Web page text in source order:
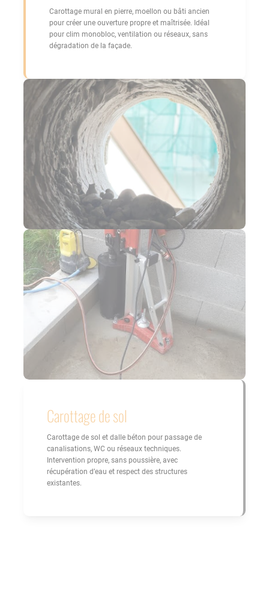
Carottage mural en pierre, moellon ou bâti ancien
pour créer une ouverture propre et maîtrisée. Idéal
pour clim monobloc, ventilation ou réseaux, sans
dégradation de la façade.
Carottage de sol
Carottage de sol et dalle béton pour passage de
canalisations, WC ou réseaux techniques.
Intervention propre, sans poussière, avec
récupération d’eau et respect des structures
existantes.